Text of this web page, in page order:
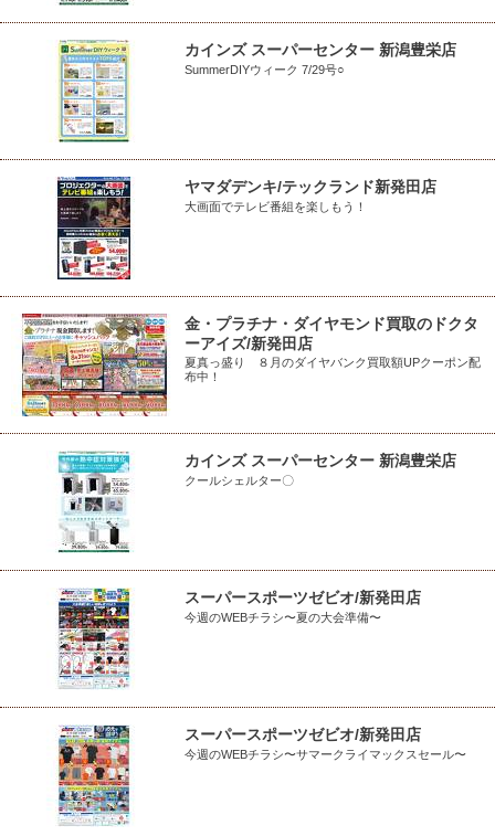
カインズ スーパーセンター 新潟豊栄店
SummerDIYウィーク 7/29号○
ヤマダデンキ/テックランド新発田店
大画面でテレビ番組を楽しもう！
金・プラチナ・ダイヤモンド買取のドクタ
ーアイズ/新発田店
夏真っ盛り ８月のダイヤバンク買取額UPクーポン配
布中！
カインズ スーパーセンター 新潟豊栄店
クールシェルター〇
スーパースポーツゼビオ/新発田店
今週のWEBチラシ〜夏の大会準備〜
スーパースポーツゼビオ/新発田店
今週のWEBチラシ〜サマークライマックスセール〜